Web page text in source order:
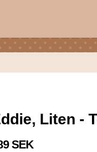
Liten -
SEK